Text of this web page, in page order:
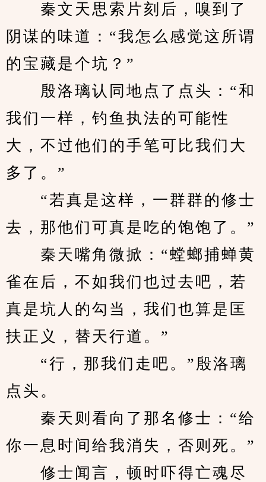
秦文天思索片刻后，嗅到了
阴谋的味道：“我怎么感觉这所谓
的宝藏是个坑？”
殷洛璃认同地点了点头：“和
我们一样，钓鱼执法的可能性
大，不过他们的手笔可比我们大
多了。”
“若真是这样，一群群的修士
去，那他们可真是吃的饱饱了。”
秦天嘴角微掀：“螳螂捕蝉黄
雀在后，不如我们也过去吧，若
真是坑人的勾当，我们也算是匡
扶正义，替天行道。”
“行，那我们走吧。”殷洛璃
点头。
秦天则看向了那名修士：“给
你一息时间给我消失，否则死。”
修士闻言，顿时吓得亡魂尽